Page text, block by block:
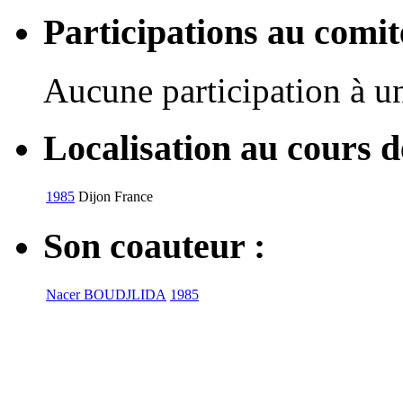
Participations au
Aucune participation à
Localisation au cours
1985 Dijon France
Son coauteur :
Nacer BOUDJLIDA 1985